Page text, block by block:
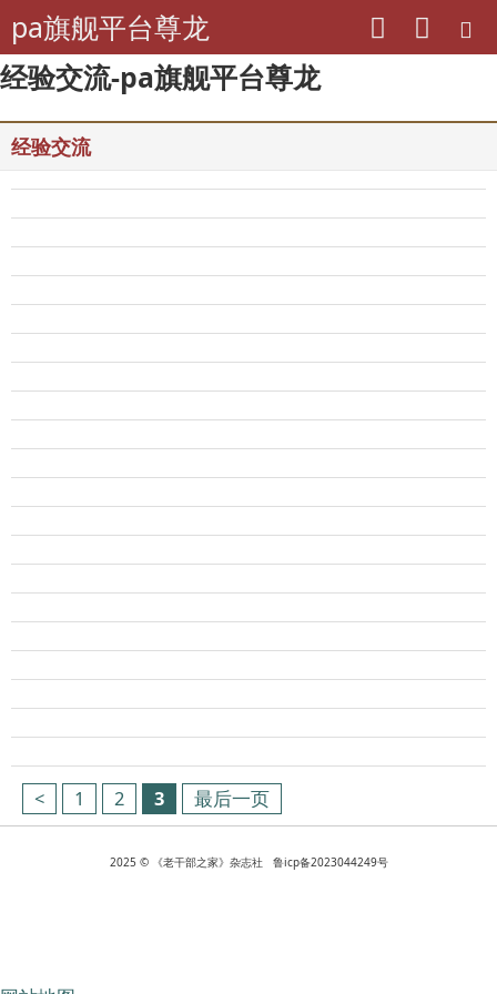
经验交流-pa旗舰平台尊龙
pa旗舰平台尊龙
经验交流
< 1 2 3 最后一页
2025 © 《老干部之家》杂志社 鲁icp备2023044249号